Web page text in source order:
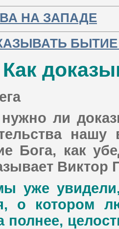
НА ЗАПАДЕ
БЫТИЕ
Как
ли
Бога, как
Виктор
увидели,
о котором
полнее,